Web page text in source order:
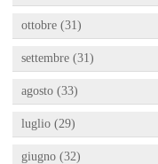
ottobre (31)
settembre (31)
agosto (33)
luglio (29)
giugno (32)